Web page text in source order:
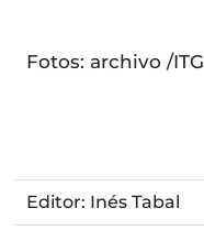
Fotos: archivo /ITG
Editor: Inés Tabal